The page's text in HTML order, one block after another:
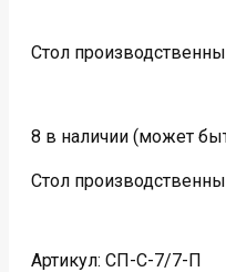
Стол
8 в наличии (может
Стол
Артикул: СП-С-7/7-П